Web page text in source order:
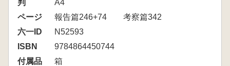
判
A4
ページ
報告篇246+74 考察篇342
六一ID
N52593
ISBN
9784864450744
付属品
箱